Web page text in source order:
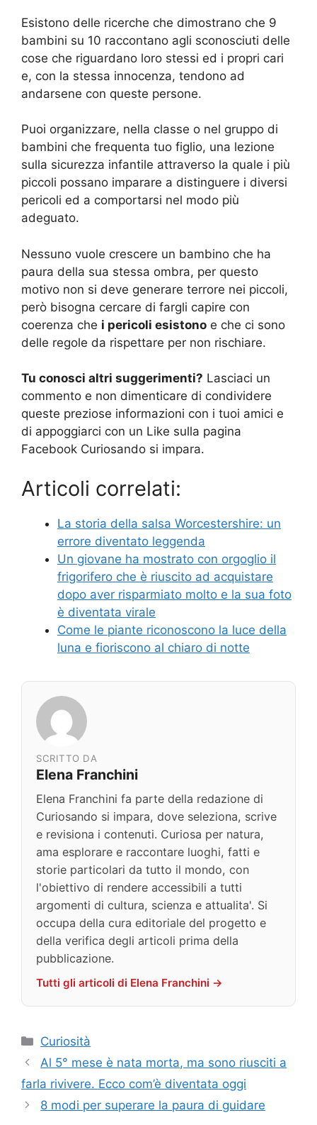
Esistono delle ricerche che dimostrano che 9
bambini su 10 raccontano agli sconosciuti delle
cose che riguardano loro stessi ed i propri cari
e, con la stessa innocenza, tendono ad
andarsene con queste persone.
Puoi organizzare, nella classe o nel gruppo di
bambini che frequenta tuo figlio, una lezione
sulla sicurezza infantile attraverso la quale i più
piccoli possano imparare a distinguere i diversi
pericoli ed a comportarsi nel modo più
adeguato.
Nessuno vuole crescere un bambino che ha
paura della sua stessa ombra, per questo
motivo non si deve generare terrore nei piccoli,
però bisogna cercare di fargli capire con
coerenza che i pericoli esistono e che ci sono
delle regole da rispettare per non rischiare.
Tu conosci altri suggerimenti? Lasciaci un
commento e non dimenticare di condividere
queste preziose informazioni con i tuoi amici e
di appoggiarci con un Like sulla pagina
Facebook Curiosando si impara.
Articoli correlati:
La storia della salsa Worcestershire: un
errore diventato leggenda
Un giovane ha mostrato con orgoglio il
frigorifero che è riuscito ad acquistare
dopo aver risparmiato molto e la sua foto
è diventata virale
Come le piante riconoscono la luce della
luna e fioriscono al chiaro di notte
SCRITTO DA
Elena Franchini
Elena Franchini fa parte della redazione di
Curiosando si impara, dove seleziona, scrive
e revisiona i contenuti. Curiosa per natura,
ama esplorare e raccontare luoghi, fatti e
storie particolari da tutto il mondo, con
l'obiettivo di rendere accessibili a tutti
argomenti di cultura, scienza e attualita'. Si
occupa della cura editoriale del progetto e
della verifica degli articoli prima della
pubblicazione.
Tutti gli articoli di Elena Franchini →
Categorie
Curiosità
Al 5° mese è nata morta, ma sono riusciti a
farla rivivere. Ecco com’è diventata oggi
8 modi per superare la paura di guidare